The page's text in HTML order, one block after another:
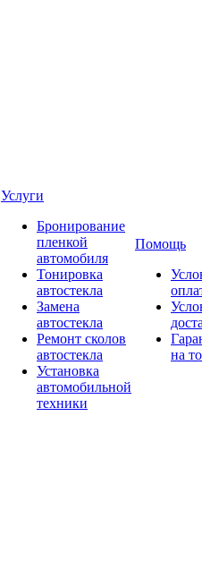
Услуги
Бронирование
пленкой
автомобиля
Тонировка
автостекла
Замена
автостекла
Ремонт сколов
автостекла
Установка
автомобильной
техники
Помощь
на